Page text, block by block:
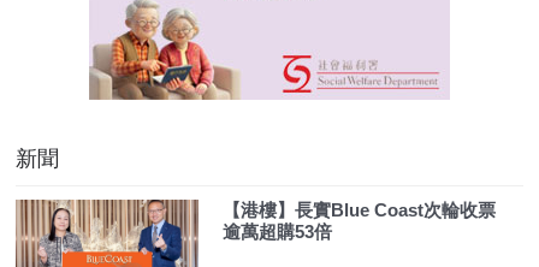
新聞
【港樓】長實Blue Coast次輪收票
逾萬超購53倍